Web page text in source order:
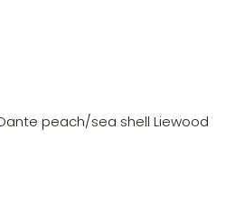
peach/sea shell Liewood